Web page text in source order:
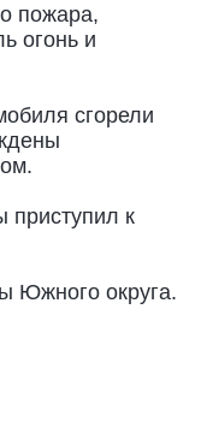
пожара,
огонь и
сгорели
приступил к
Южного округа.